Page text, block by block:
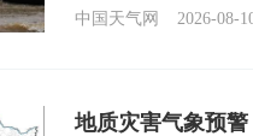
中国天气网 2026-08-
地质灾害气象预